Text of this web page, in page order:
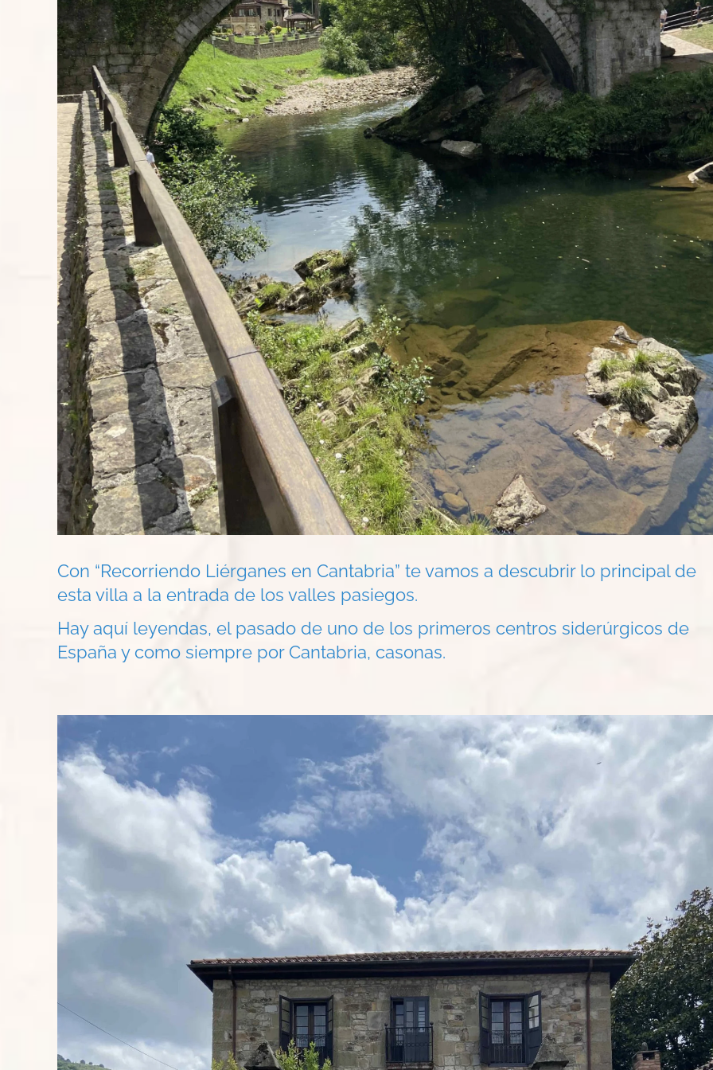
Con “Recorriendo Liérganes en Cantabria” te vamos a descubrir lo principal de
esta villa a la entrada de los valles pasiegos.
Hay aquí leyendas, el pasado de uno de los primeros centros siderúrgicos de
España y como siempre por Cantabria, casonas.